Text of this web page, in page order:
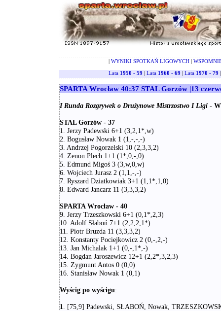
| WYNIKI SPOTKAŃ LIGOWYCH|
Lata 1950 - 59 | Lata 1960 - 69 | Lata 1970 - 79
SPARTA Wrocław 40:37 STAL Gorzów |13
I Runda Rozgrywek o Drużynowe Mistrzostwo I Ligi -
STAL Gorzów - 37
1. Jerzy Padewski 6+1 (3,2,1*,w)
2. Bogusław Nowak 1 (1,-,-,-)
3. Andrzej Pogorzelski 10 (2,3,3,2)
4. Zenon Plech 1+1 (1*,0,-,0)
5. Edmund Migoś 3 (3,w,0,w)
6. Wojciech Jurasz 2 (1,1,-,-)
7. Ryszard Dziatkowiak 3+1 (1,1*,1,0)
8. Edward Jancarz 11 (3,3,3,2)
SPARTA Wrocław - 40
9. Jerzy Trzeszkowski 6+1 (0,1*,2,3)
10. Adolf Słaboń 7+1 (2,2,2,1*)
11. Piotr Bruzda 11 (3,3,3,2)
12. Konstanty Pociejkowicz 2 (0,-,2,-)
13. Jan Michalak 1+1 (0,-,1*,-)
14. Bogdan Jaroszewicz 12+1 (2,2*,3,2,3)
15. Zygmunt Antos 0 (0,0)
16. Stanisław Nowak 1 (0,1)
Wyścig po wyścigu:
1 . [75,9] Padewski, SŁABOŃ, Nowak,